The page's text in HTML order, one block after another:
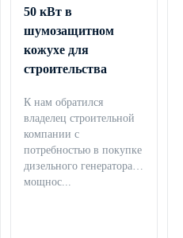
50 кВт в
шумозащитном
кожухе для
строительства
К нам обратился
владелец строительной
компании с
потребностью в покупке
дизельного генератора
мощнос...